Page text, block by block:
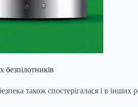
безпілотників
також спостерігалася і в